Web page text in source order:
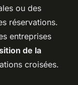
ou des
réservations.
entreprises
de la
croisées.